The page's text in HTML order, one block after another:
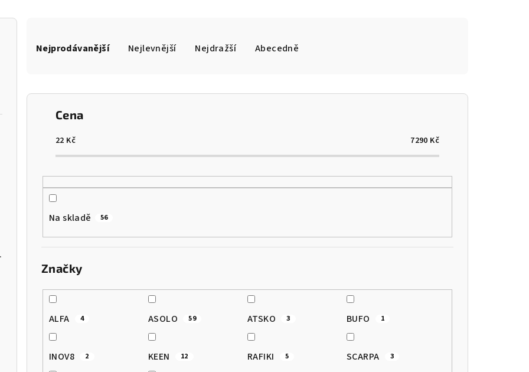
L
a
e
Nejprodávanější Nejlevnější Nejdražší Abecedně
Cena
22 Kč 7290 Kč
Na skladě 56
Značky
ALFA 4 ASOLO 59 ATSKO 3 BUFO 1
INOV8 2 KEEN 12 RAFIKI 5 SCARPA 3